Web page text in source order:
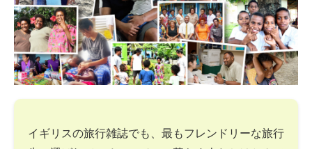
イギリスの旅行雑誌でも、最もフレンドリーな旅行